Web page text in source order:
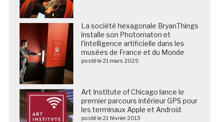
La société hexagonale BryanThings
installe son Photomaton et
l’intelligence artificielle dans les
musées de France et du Monde
posté le 21 mars 2025
Art Institute of Chicago lance le
premier parcours intérieur GPS pour
les terminaux Apple et Android
posté le 21 février 2013